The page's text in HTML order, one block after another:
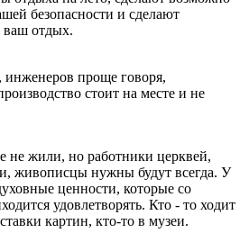
безопасности и сделают
отдых.
инженеров проще говоря,
стоит на месте и не
не жили, но работники церквей,
живописцы нужны будут всегда. У
ценности, которые со
удовлетворять. Кто - то ходит
картин, кто-то в музеи.